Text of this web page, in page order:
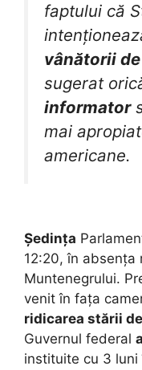
faptului că
vânătorii
sugerat
informator
mai
americane.
Ședința
12:20, în absența
Muntenegrului.
venit în fața
ridicarea stării
Guvernul federal
instituite cu 3